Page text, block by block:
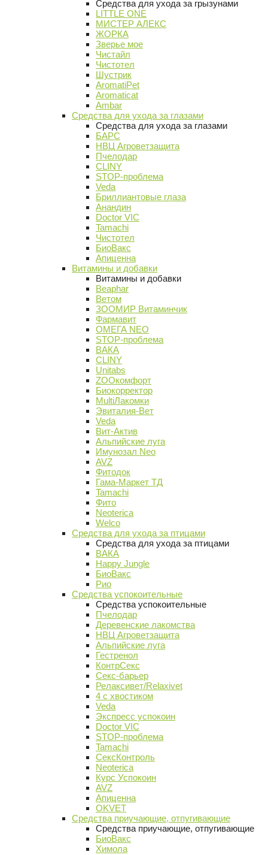
Средства для ухода за грызунами
LITTLE ONE
МИСТЕР АЛЕКС
ЖОРКА
Зверье мое
Чистайл
Чистотел
Шустрик
AromatiPet
Aromaticat
Ambar
Средства для ухода за глазами
Средства для ухода за глазами
БАРС
НВЦ Агроветзащита
Пчелодар
CLINY
STOP-проблема
Veda
Бриллиантовые глаза
Анандин
Doctor VIC
Tamachi
Чистотел
БиоВакс
Апиценна
Витамины и добавки
Витамины и добавки
Beaphar
Ветом
ЗООМИР Витаминчик
Фармавит
ОМЕГА NEO
STOP-проблема
ВАКА
CLINY
Unitabs
ZOOкомфорт
Биокорректор
MultiЛакомки
Эвиталия-Вет
Veda
Вит-Актив
Альпийские луга
Имунозал Neo
AVZ
Фитодок
Гама-Маркет ТД
Tamachi
Фито
Neoterica
Welco
Средства для ухода за птицами
Средства для ухода за птицами
ВАКА
Happy Jungle
БиоВакс
Рио
Средства успокоительные
Средства успокоительные
Пчелодар
Деревенские лакомства
НВЦ Агроветзащита
Альпийские луга
Гестренол
КонтрСекс
Секс-барьер
Релаксивет/Relaxivet
4 с хвостиком
Veda
Экспресс успокоин
Doctor VIC
STOP-проблема
Tamachi
СексКонтроль
Neoterica
Курс Успокоин
AVZ
Апиценна
OKVET
Средства приучающие, отпугивающие
Средства приучающие, отпугивающие
БиоВакс
Химола